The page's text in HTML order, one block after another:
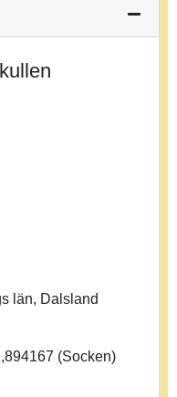
län, Dalsland
(Socken)